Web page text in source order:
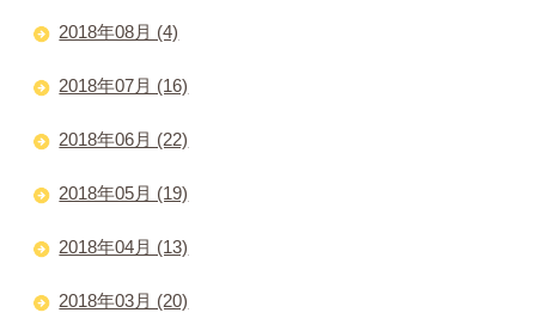
2018年08月 (4)
2018年07月 (16)
2018年06月 (22)
2018年05月 (19)
2018年04月 (13)
2018年03月 (20)